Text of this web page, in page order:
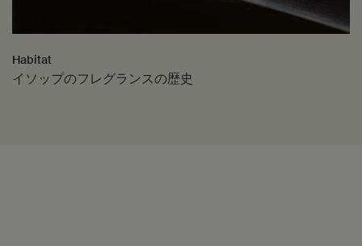
Habitat​
イソップのフレグランスの歴史